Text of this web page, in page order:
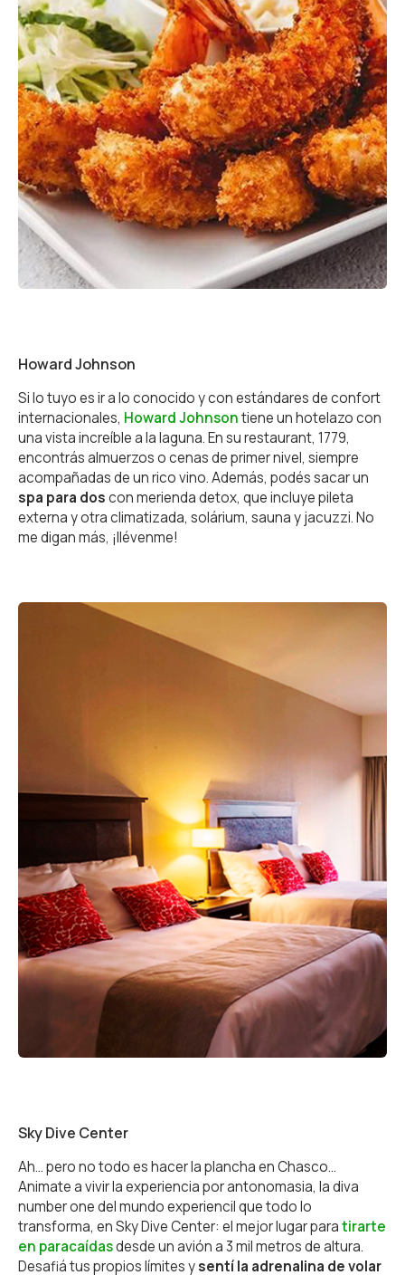
Aventura
Bienestar
Howard Johnson
Si lo tuyo es ir a lo conocido y con estándares de confort
internacionales, Howard Johnsontiene un hotelazo con
una vista increíble a la laguna. En su restaurant, 1779,
encontrás almuerzos o cenas de primer nivel, siempre
acompañadas de un rico vino. Además, podés sacar un
spa para doscon merienda detox, que incluye pileta
externa y otra climatizada, solárium, sauna y jacuzzi. No
me digan más, ¡llévenme!
Sky Dive Center
Ah… pero no todo es hacer la plancha en Chasco…
Animate a vivir la experiencia por antonomasia, la diva
number one del mundo experiencil que todo lo
transforma, en Sky Dive Center: el mejor lugar paratirarte
en paracaídasdesde un avión a 3 mil metros de altura.
Desafiá tus propios límites ysentí la adrenalina de volar